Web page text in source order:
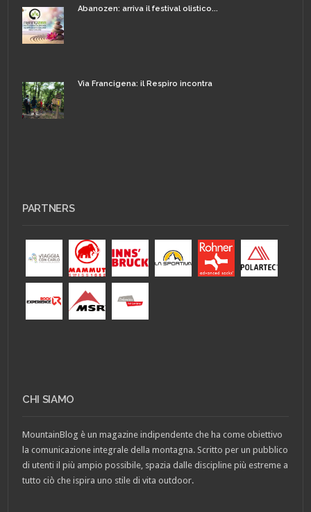
Abanozen: arriva il festival olistico...
Via Francigena: il Respiro incontra
PARTNERS
CHI SIAMO
MountainBlog è un magazine indipendente che ha come obiettivo
la comunicazione integrale della montagna. Scritto per un pubblico
di utenti il più ampio possibile, spazia dalle discipline più estreme a
tutto ciò che ispira uno stile di vita outdoor.